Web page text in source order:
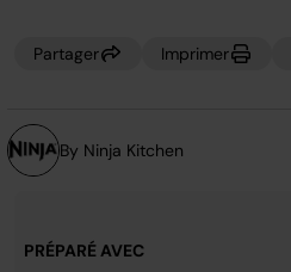
Partager Imprimer
By Ninja Kitchen
PRÉPARÉ AVEC